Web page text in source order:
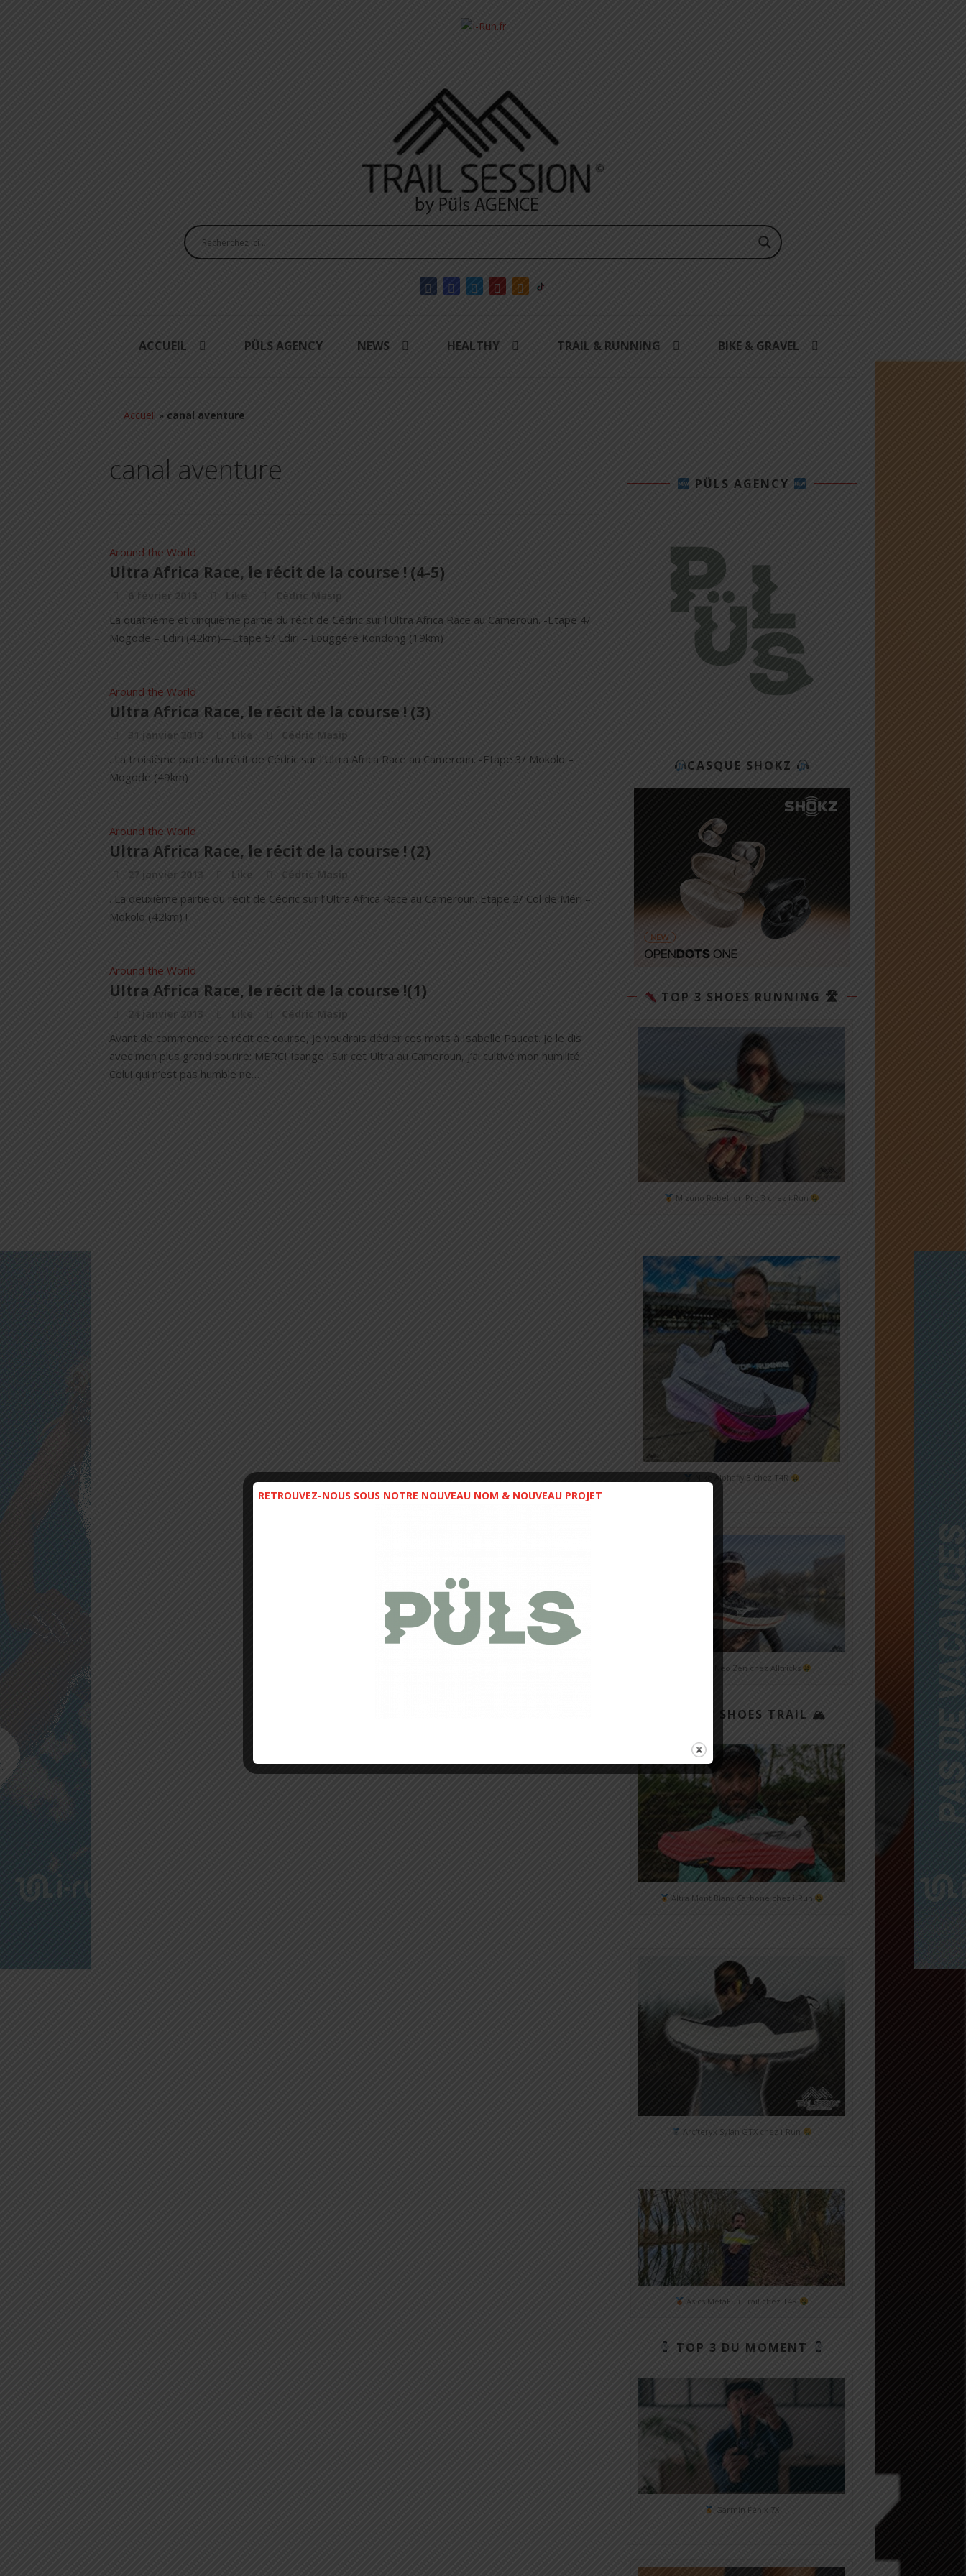
ACCUEIL PÜLS AGENCY NEWS HEALTHY TRAIL & RUNNING BIKE & GRAVEL
Accueil » canal aventure
canal aventure
Around the World
Ultra Africa Race, le récit de la course ! (4-5)
6 février 2013 Like Cédric Masip
La quatrième et cinquième partie du récit de Cédric sur l’Ultra Africa Race au Cameroun. -Etape 4/
Mogode – Ldiri (42km)—Etape 5/ Ldiri – Louggéré Kondong (19km)
Around the World
Ultra Africa Race, le récit de la course ! (3)
31 janvier 2013 Like Cédric Masip
. La troisième partie du récit de Cédric sur l’Ultra Africa Race au Cameroun. -Etape 3/ Mokolo –
Mogode (49km)
Around the World
Ultra Africa Race, le récit de la course ! (2)
27 janvier 2013 Like Cédric Masip
. La deuxième partie du récit de Cédric sur l’Ultra Africa Race au Cameroun. Etape 2/ Col de Méri –
Mokolo (42km) !
Around the World
Ultra Africa Race, le récit de la course !(1)
24 janvier 2013 Like Cédric Masip
Avant de commencer ce récit de course, je voudrais dédier ces mots à Isabelle Paucot. Je le dis
avec mon plus grand sourire: MERCI Isange ! ​Sur cet Ultra au Cameroun, j’ai cultivé mon humilité.
Celui qui n’est pas humble ne…
PÜLS AGENCY
CASQUE SHOKZ
TOP 3 SHOES RUNNING 🛣
Mizuno Rebellion Pro 3 chez i-Run
Nike Alphafly 3 chez T4R
Mizuno Neo Zen chez Alltricks
TOP 3 SHOES TRAIL 🏔
Altra Mont Blanc Carbone chez i-Run
Arc'teryx Sylan GTX chez i-Run
Asics MetaFuji Trail chez T4R
TOP 3 DU MOMENT
Garmin Fénix 7X
RETROUVEZ-NOUS SOUS NOTRE NOUVEAU NOM & NOUVEAU PROJET